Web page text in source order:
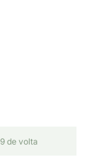
de volta